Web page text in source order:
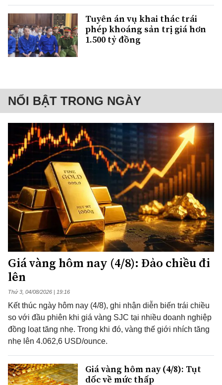
Tuyên án vụ khai thác trái
phép khoáng sản trị giá hơn
1.500 tỷ đồng
NỔI BẬT TRONG NGÀY
Giá vàng hôm nay (4/8): Đảo chiều đi
lên
Thứ 3, 04/08/2026 | 19:16
Kết thúc ngày hôm nay (4/8), ghi nhận diễn biến trái chiều
so với đầu phiên khi giá vàng SJC tại nhiều doanh nghiệp
đồng loạt tăng nhẹ. Trong khi đó, vàng thế giới nhích tăng
nhẹ lên 4.062,6 USD/ounce.
Giá vàng hôm nay (4/8): Tụt
dốc về mức thấp